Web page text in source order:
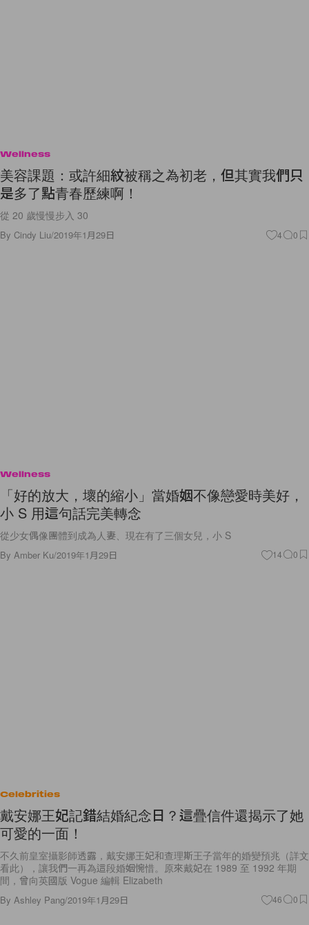
Wellness
美容課題：或許細紋被稱之為初老，但其實我們只
是多了點青春歷練啊！
從 20 歲慢慢步入 30
By Cindy Liu/2019年1月29日 4 0
Wellness
「好的放大，壞的縮小」當婚姻不像戀愛時美好，
小 S 用這句話完美轉念
從少女偶像團體到成為人妻、現在有了三個女兒，小 S
By Amber Ku/2019年1月29日 14 0
Celebrities
戴安娜王妃記錯結婚紀念日？這疊信件還揭示了她
可愛的一面！
不久前皇室攝影師透露，戴安娜王妃和查理斯王子當年的婚變預兆（詳文
看此），讓我們一再為這段婚姻惋惜。原來戴妃在 1989 至 1992 年期
間，曾向英國版 Vogue 編輯 Elizabeth
By Ashley Pang/2019年1月29日 46 0